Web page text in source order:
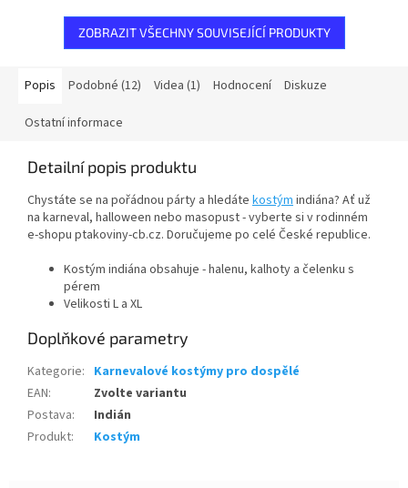
ZOBRAZIT VŠECHNY SOUVISEJÍCÍ PRODUKTY
Popis Podobné (12) Videa (1) Hodnocení Diskuze
Ostatní informace
Detailní popis produktu
Chystáte se na pořádnou párty a hledáte kostýmindiána? Ať už
na karneval, halloween nebo masopust - vyberte si v rodinném
e-shopu ptakoviny-cb.cz. Doručujeme po celé České republice.
Kostým indiána obsahuje - halenu, kalhoty a čelenku s
pérem
Velikosti L a XL
Doplňkové parametry
Kategorie: Karnevalové kostýmy pro dospělé
EAN:
Zvolte variantu
Postava:
Indián
Produkt: Kostým